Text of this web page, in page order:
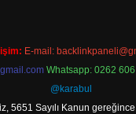
E-mail:
Whatsapp: 0262
@karabul
5651 Sayılı Kanun